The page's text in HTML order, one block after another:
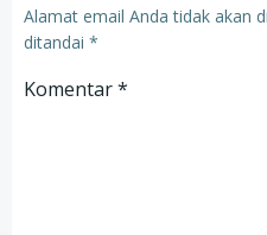
Alamat email Anda tidak akan
ditandai *
Komentar*